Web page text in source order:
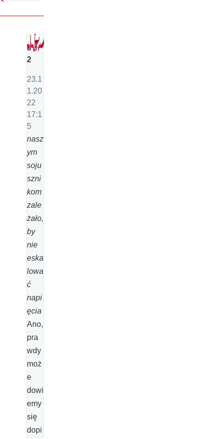
u
2
23.1
1.20
22
17:1
5
nasz
ym
soju
szni
kom
zale
żało,
by
nie
eska
lowa
ć
napi
ęcia
Ano,
pra
wdy
moż
e
dowi
emy
się
dopi